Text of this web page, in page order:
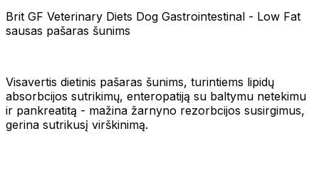
Brit GF Veterinary Diets Dog Gastrointestinal - Low Fat
sausas pašaras šunims
Visavertis dietinis pašaras šunims, turintiems lipidų
absorbcijos sutrikimų, enteropatiją su baltymu netekimu
ir pankreatitą - mažina žarnyno rezorbcijos susirgimus,
gerina sutrikusį virškinimą.